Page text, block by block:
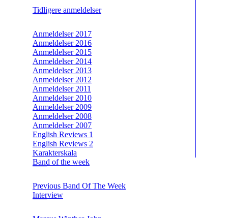
Tidligere anmeldelser
Anmeldelser 2017
Anmeldelser 2016
Anmeldelser 2015
Anmeldelser 2014
Anmeldelser 2013
Anmeldelser 2012
Anmeldelser 2011
Anmeldelser 2010
Anmeldelser 2009
Anmeldelser 2008
Anmeldelser 2007
English Reviews 1
English Reviews 2
Karakterskala
Band of the week
Previous Band Of The Week
Interview